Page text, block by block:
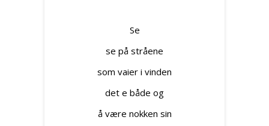
Se
se på stråene
som vaier i vinden
det e både og
å være nokken sin